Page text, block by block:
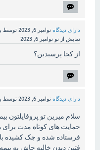
دارای دیدگاه نوامبر 6, 2023 توسط
نمایش از نو نوامبر 6, 2023
از کجا پرسیدین؟
دارای دیدگاه نوامبر 6, 2023 توسط
سلام میرین تو پروفایلتون
حمایت های کوتاه مدت
فرستاده شده و چک کشیده
فتین دیدن خالیه جاش به